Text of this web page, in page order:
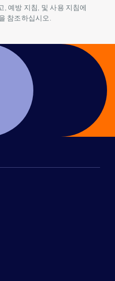
, 예방 지침, 및 사용 지침에
참조하십시오.